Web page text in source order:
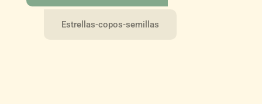
Estrellas-copos-semillas